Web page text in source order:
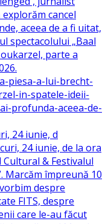
24 iunie, d